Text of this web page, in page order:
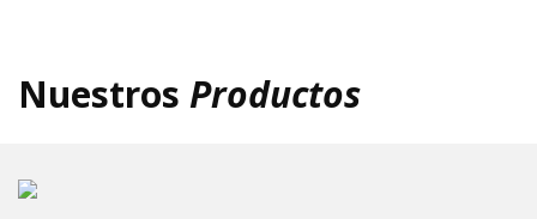
Nuestros Productos